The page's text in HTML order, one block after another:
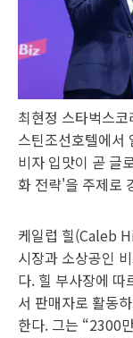
최현정 스타벅스
스틴조선호텔에서
비자 입맛이 곧 글
화 전략'을 주제로
케일럽 힐(Caleb
시장과 소상공인
다. 힐 부사장에 따
서 판매자로 활동
한다. 그는 “2300